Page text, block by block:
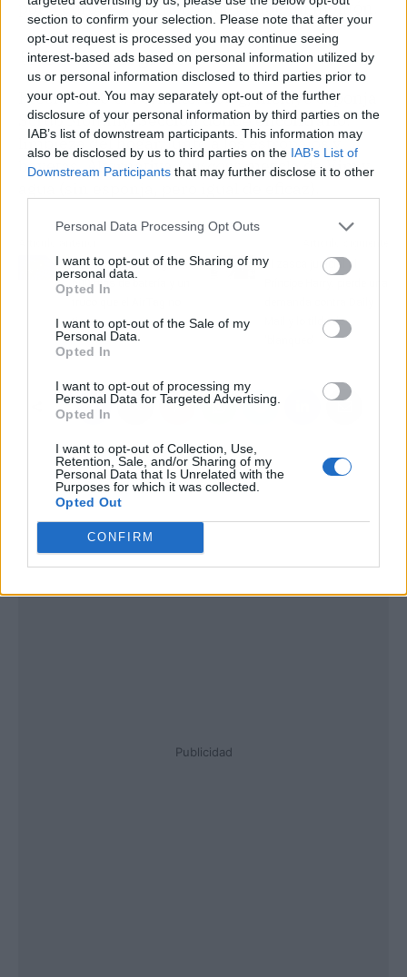
section to confirm your selection. Please note that after your
opt-out request is processed you may continue seeing
interest-based ads based on personal information utilized by
us or personal information disclosed to third parties prior to
your opt-out. You may separately opt-out of the further
disclosure of your personal information by third parties on the
IAB’s list of downstream participants. This information may
also be disclosed by us to third parties on the IAB’s List of
Downstream Participants that may further disclose it to other
Personal Data Processing Opt Outs
I want to opt-out of the Sharing of my
personal data.
Opted In
I want to opt-out of the Sale of my
Personal Data.
Opted In
I want to opt-out of processing my
Personal Data for Targeted Advertising.
Opted In
I want to opt-out of Collection, Use,
Retention, Sale, and/or Sharing of my
Personal Data that Is Unrelated with the
Purposes for which it was collected.
Opted Out
CONFIRM
por 3 euros es un chollo que cunde un montón.
🛒 Directo al grano
Precio: 3,00 €. Formato: 200 g, incluye esponja
Scrub Mommy. Sección donde encontrarlo:
limpieza del hogar, junto a los estropajos y
bayetas. Alternativalow cost: mezcla de Vim y
Motorola Moto Tag 2:
600 días de batería y un
tiene
El zasca judicial al
Mail y lo tilda de
Publicidad